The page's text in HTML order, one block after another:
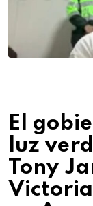
El
luz
Tony